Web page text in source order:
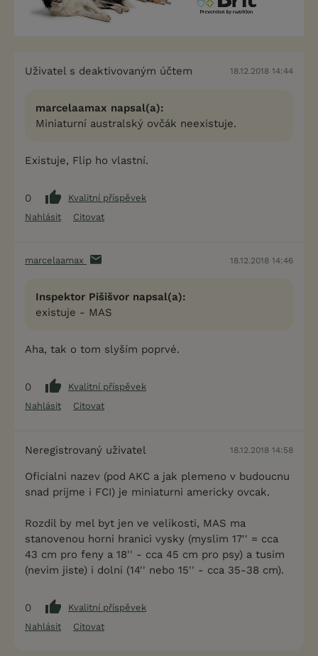
Uživatel s deaktivovaným účtem 18.12.2018 14:44
marcelaamax napsal(a):
Miniaturní australský ovčák neexistuje.
Existuje, Flip ho vlastní.
0
Kvalitní příspěvek
Nahlásit
Citovat
marcelaamax 18.12.2018 14:46
Inspektor Pišišvor napsal(a):
existuje - MAS
Aha, tak o tom slyším poprvé.
0
Kvalitní příspěvek
Nahlásit
Citovat
Neregistrovaný uživatel 18.12.2018 14:58
Oficialni nazev (pod AKC a jak plemeno v budoucnu
snad prijme i FCI) je miniaturni americky ovcak.
Rozdil by mel byt jen ve velikosti, MAS ma
stanovenou horni hranici vysky (myslim 17'' = cca
43 cm pro feny a 18'' - cca 45 cm pro psy) a tusim
(nevim jiste) i dolni (14'' nebo 15'' - cca 35-38 cm).
0
Kvalitní příspěvek
Nahlásit
Citovat